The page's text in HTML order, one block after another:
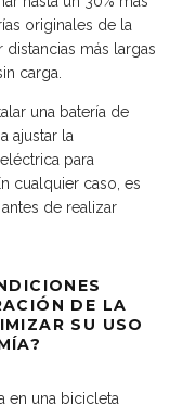
originales de la
más largas
carga.
una batería de
ajustar la
para
cualquier caso, es
de realizar
DE LA
SU USO
en una bicicleta